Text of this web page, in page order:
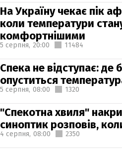
На Україну чекає пік
коли температури
комфортнішими
5 серпня, 20:00 11484
Спека не відступає: де
опуститься
5 серпня, 08:00 1320
"Спекотна хвиля"
синоптик розповів,
4 серпня, 08:00 2350